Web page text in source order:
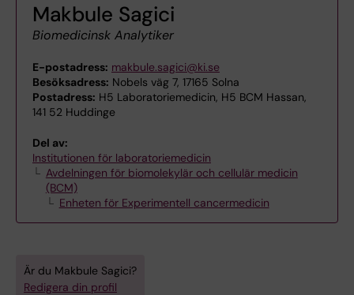
Makbule Sagici
Biomedicinsk Analytiker
E-postadress: makbule.sagici@ki.se
Besöksadress: Nobels väg 7, 17165 Solna
Postadress: H5 Laboratoriemedicin, H5 BCM Hassan,
141 52 Huddinge
Del av:
Institutionen för laboratoriemedicin
Avdelningen för biomolekylär och cellulär medicin
(BCM)
Enheten för Experimentell cancermedicin
Är du Makbule Sagici?
Redigera din profil